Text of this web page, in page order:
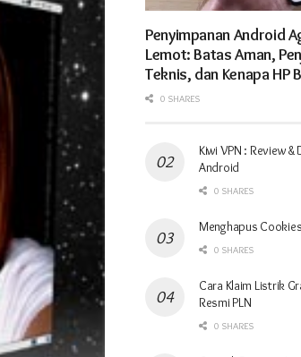
Penyimpanan Android
Lemot: Batas Aman,
Teknis, dan Kenapa HP
0 SHARES
Kiwi VPN : Review
Android
0 SHARES
Menghapus
0 SHARES
Cara Klaim Listrik
Resmi PLN
0 SHARES